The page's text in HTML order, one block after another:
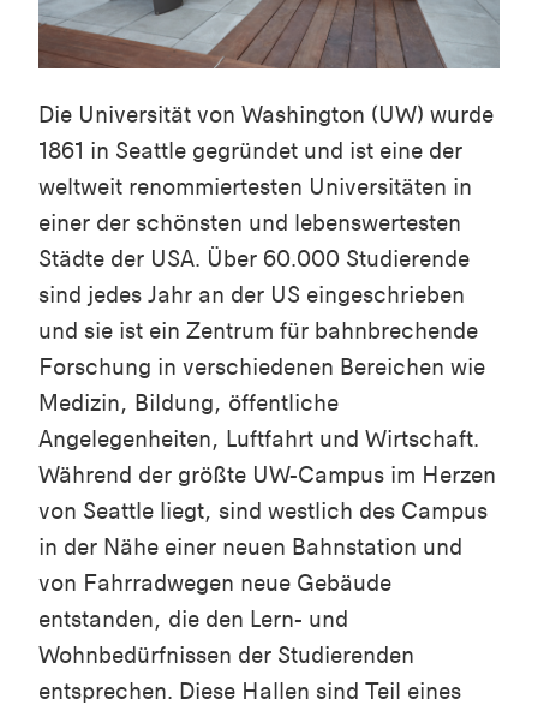
Die Universität von Washington (UW) wurde
1861 in Seattle gegründet und ist eine der
weltweit renommiertesten Universitäten in
einer der schönsten und lebenswertesten
Städte der USA. Über 60.000 Studierende
sind jedes Jahr an der US eingeschrieben
und sie ist ein Zentrum für bahnbrechende
Forschung in verschiedenen Bereichen wie
Medizin, Bildung, öffentliche
Angelegenheiten, Luftfahrt und Wirtschaft.
Während der größte UW-Campus im Herzen
von Seattle liegt, sind westlich des Campus
in der Nähe einer neuen Bahnstation und
von Fahrradwegen neue Gebäude
entstanden, die den Lern- und
Wohnbedürfnissen der Studierenden
entsprechen. Diese Hallen sind Teil eines